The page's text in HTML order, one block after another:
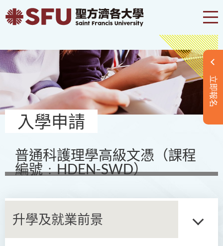
立即報名
入學申請
普通科護理學高級文憑（課程
編號﹕HDEN-SWD）
升學及就業前景